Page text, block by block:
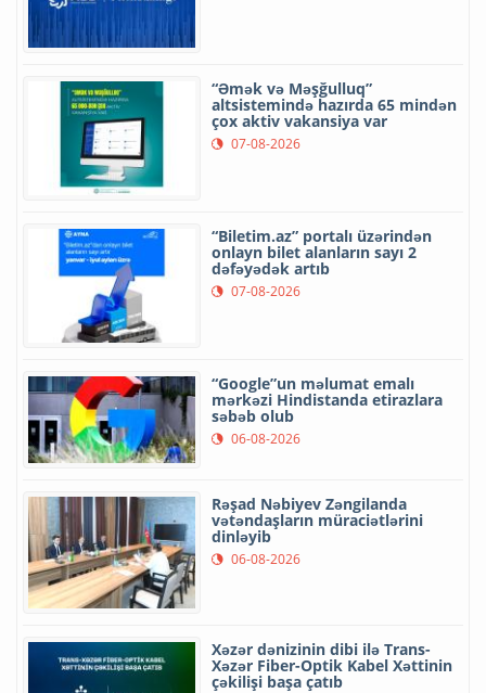
“Əmək və Məşğulluq”
altsistemində hazırda 65 mindən
çox aktiv vakansiya var
07-08-2026
“Biletim.az” portalı üzərindən
onlayn bilet alanların sayı 2
dəfəyədək artıb
07-08-2026
“Google”un məlumat emalı
mərkəzi Hindistanda etirazlara
səbəb olub
06-08-2026
Rəşad Nəbiyev Zəngilanda
vətəndaşların müraciətlərini
dinləyib
06-08-2026
Xəzər dənizinin dibi ilə Trans-
Xəzər Fiber-Optik Kabel Xəttinin
çəkilişi başa çatıb